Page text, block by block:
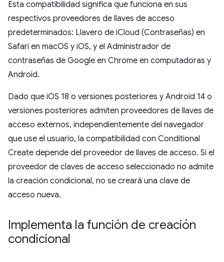
Esta compatibilidad significa que funciona en sus
respectivos proveedores de llaves de acceso
predeterminados: Llavero de iCloud (Contraseñas) en
Safari en macOS y iOS, y el Administrador de
contraseñas de Google en Chrome en computadoras y
Android.
Dado que iOS 18 o versiones posteriores y Android 14 o
versiones posteriores admiten proveedores de llaves de
acceso externos, independientemente del navegador
que use el usuario, la compatibilidad con Conditional
Create depende del proveedor de llaves de acceso. Si el
proveedor de claves de acceso seleccionado no admite
la creación condicional, no se creará una clave de
acceso nueva.
Implementa la función de creación
condicional